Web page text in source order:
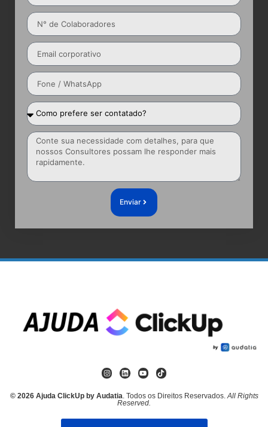
Enviar
© 2026 Ajuda ClickUp by Audatia. Todos os Direitos Reservados.All Rights
Reserved.